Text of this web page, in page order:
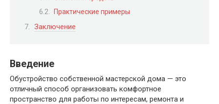
Практические примеры
Заключение
Введение
Обустройство собственной мастерской дома — это
отличный способ организовать комфортное
пространство для работы по интересам, ремонта и